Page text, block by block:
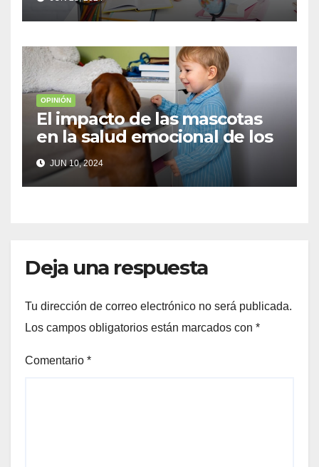
OPINIÓN
El impacto de las mascotas
en la salud emocional de los
niños
JUN 10, 2024
Deja una respuesta
Tu dirección de correo electrónico no será publicada.
Los campos obligatorios están marcados con *
Comentario *